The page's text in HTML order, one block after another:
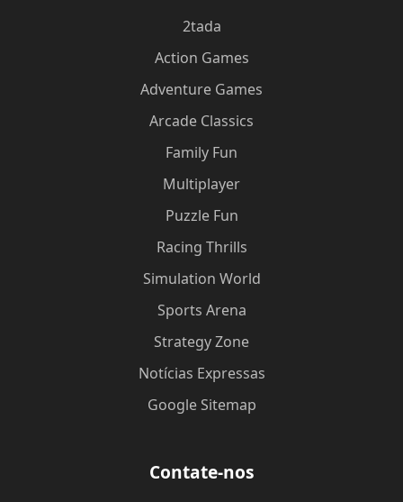
2tada
Action Games
Adventure Games
Arcade Classics
Family Fun
Multiplayer
Puzzle Fun
Racing Thrills
Simulation World
Sports Arena
Strategy Zone
Notícias Expressas
Google Sitemap
Contate-nos